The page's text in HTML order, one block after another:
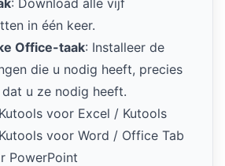
in één keer.
Office-taak: Installeer de
die u nodig heeft, precies
u ze nodig heeft.
voor Excel / Kutools
voor Word / Office Tab
PowerPoint